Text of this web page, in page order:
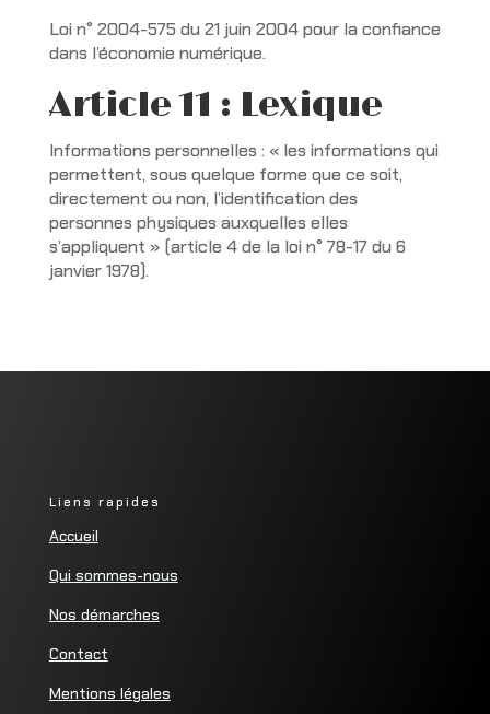
Loi n° 2004-575 du 21 juin 2004 pour la confiance
dans l’économie numérique.
Article 11 : Lexique
Informations personnelles : « les informations qui
permettent, sous quelque forme que ce soit,
directement ou non, l’identification des
personnes physiques auxquelles elles
s’appliquent » (article 4 de la loi n° 78-17 du 6
janvier 1978).
Liens rapides
Accueil
Qui sommes-nous
Nos démarches
Contact
Mentions légales